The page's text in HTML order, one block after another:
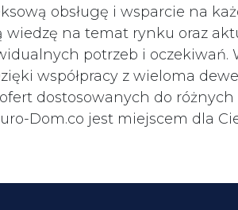
obsługę i wsparcie na
na temat rynku oraz
potrzeb i oczekiwań.
współpracy z wieloma
dostosowanych do różnych
Dom.co jest miejscem dla